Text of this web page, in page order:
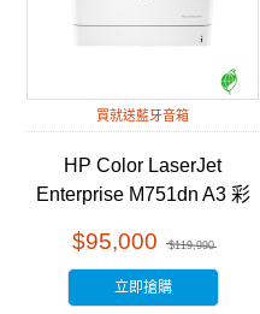
買就送藍牙音箱
HP Color LaserJet
Enterprise M751dn A3 彩
$95,000 $119,990
立即搶購